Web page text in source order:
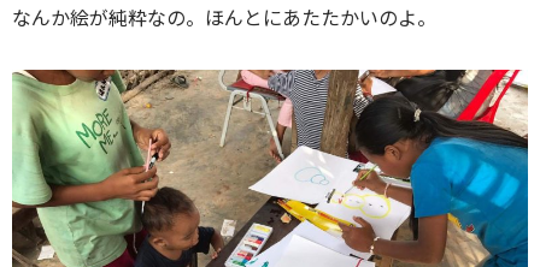
なんか絵が純粋なの。ほんとにあたたかいのよ。